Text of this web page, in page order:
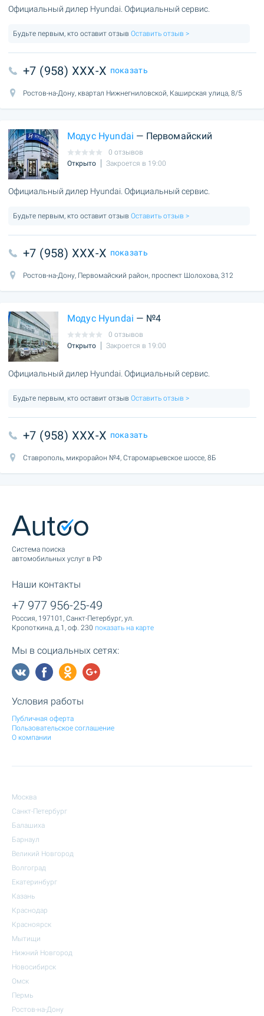
Официальный дилер Hyundai. Официальный сервис.
Будьте первым, кто оставит отзыв Оставить отзыв >
+7 (958) XXX-X показать
Ростов-на-Дону, квартал Нижнегниловской, Каширская улица, 8/5
Модус Hyundai — Первомайский
0 отзывов
Открыто
Закроется в 19:00
Официальный дилер Hyundai. Официальный сервис.
Будьте первым, кто оставит отзыв Оставить отзыв >
+7 (958) XXX-X показать
Ростов-на-Дону, Первомайский район, проспект Шолохова, 312
Модус Hyundai — №4
0 отзывов
Открыто
Закроется в 19:00
Официальный дилер Hyundai. Официальный сервис.
Будьте первым, кто оставит отзыв Оставить отзыв >
+7 (958) XXX-X показать
Ставрополь, микрорайон №4, Старомарьевское шоссе, 8Б
Cистема поиска
автомобильных услуг в РФ
Наши контакты
+7 977 956-25-49
Россия, 197101, Санкт-Петербург, ул.
Кропоткина, д.1, оф. 230 показать на карте
Мы в социальных сетях:
Условия работы
Публичная оферта
Пользовательское соглашение
О компании
Москва
Санкт-Петербург
Балашиха
Барнаул
Великий Новгород
Волгоград
Екатеринбург
Казань
Краснодар
Красноярск
Мытищи
Нижний Новгород
Новосибирск
Омск
Пермь
Ростов-на-Дону